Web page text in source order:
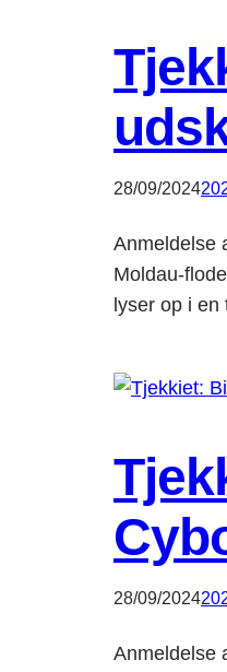
28/09/2024
Anmeldelse
Moldau-
lyser op i
28/09/2024
Anmeldelse